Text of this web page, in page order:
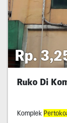
Rp.
Ruko Di
Komplek